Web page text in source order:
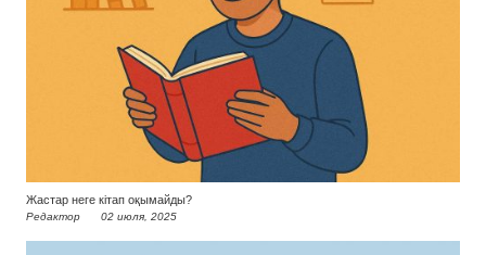
Жастар неге кітап оқымайды?
Редактор 02 июля, 2025